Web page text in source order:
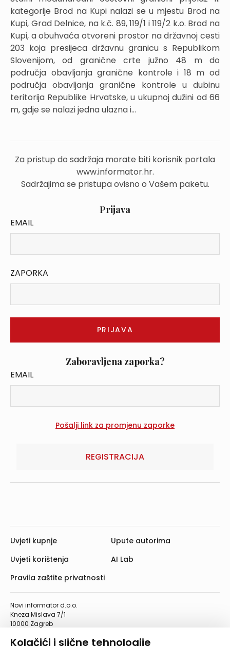
Kolačići i slične tehnologije
kategorije Brod na Kupi nalazi se u mjestu Brod na
Kupi, Grad Delnice, na k.č. 89, 119/1 i 119/2 k.o. Brod na
Kupi, a obuhvaća otvoreni prostor na državnoj cesti
203 koja presijeca državnu granicu s Republikom
Slovenijom, od granične crte južno 48 m do
područja obavljanja granične kontrole i 18 m od
područja obavljanja granične kontrole u dubinu
teritorija Republike Hrvatske, u ukupnoj dužini od 66
m, gdje se nalazi jedna ulazna i...
Za pristup do sadržaja morate biti korisnik portala
www.informator.hr.
Sadržajima se pristupa ovisno o Vašem paketu.
Prijava
EMAIL
ZAPORKA
Zaboravljena zaporka?
EMAIL
REGISTRACIJA
Novi informator d.o.o.
Kneza Mislava 7/1
10000 Zagreb
Telefaks: 01/4612-553
Uvjeti kupnje
Uvjeti korištenja
Pravila zaštite privatnosti
Upute autorima
AI Lab